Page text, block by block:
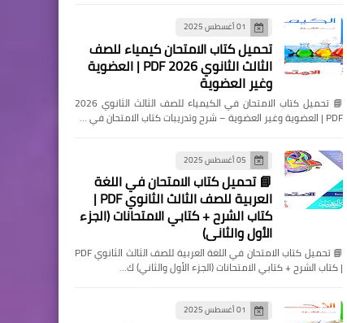
01 أغسطس 2025
تحميل كتاب الامتحان كيمياء للصف
الثالث الثانوي 2026 PDF | العضوية
وغير العضوية
📘 تحميل كتاب الامتحان في الكيمياء للصف الثالث الثانوي 2026
PDF | العضوية وغير العضوية – شرح وتدريبات كتاب الامتحان في …
05 أغسطس 2025
📘 تحميل كتاب الامتحان في اللغة
العربية للصف الثالث الثانوي PDF |
كتاب الشرح + كتابي الامتحانات (الجزء
الأول والثاني)
📘 تحميل كتاب الامتحان في اللغة العربية للصف الثالث الثانوي PDF
| كتاب الشرح + كتابي الامتحانات (الجزء الأول والثاني) ك…
01 أغسطس 2025